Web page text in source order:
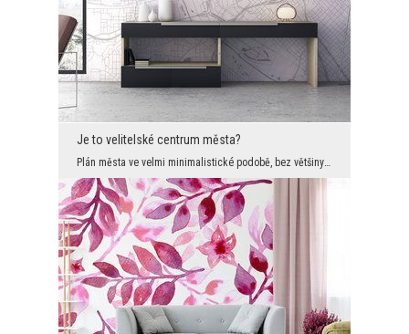
Je to velitelské centrum města?
Plán města ve velmi minimalistické podobě, bez většiny kartografických barev a vrstev, které obvy...